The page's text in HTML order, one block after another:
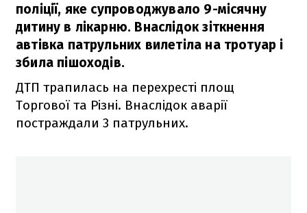
поліції, яке супроводжувало 9-місячну
дитину в лікарню. Внаслідок зіткнення
автівка патрульних вилетіла на тротуар і
збила пішоходів.
ДТП трапилась на перехресті площ
Торгової та Різні. Внаслідок аварії
постраждали 3 патрульних.